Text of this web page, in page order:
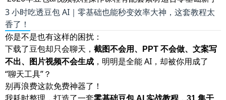
3 小时吃透豆包 AI｜零基础也能秒变效率大神，这套教程太
香了！
你是不是也有这样的困扰：
下载了豆包却只会聊天， 截图不会用、PPT 不会做、文案写
不出、图片视频不会生成 ，明明是全能 AI，却被你用成了
“聊天工具”？
别再浪费这款免费神器了！